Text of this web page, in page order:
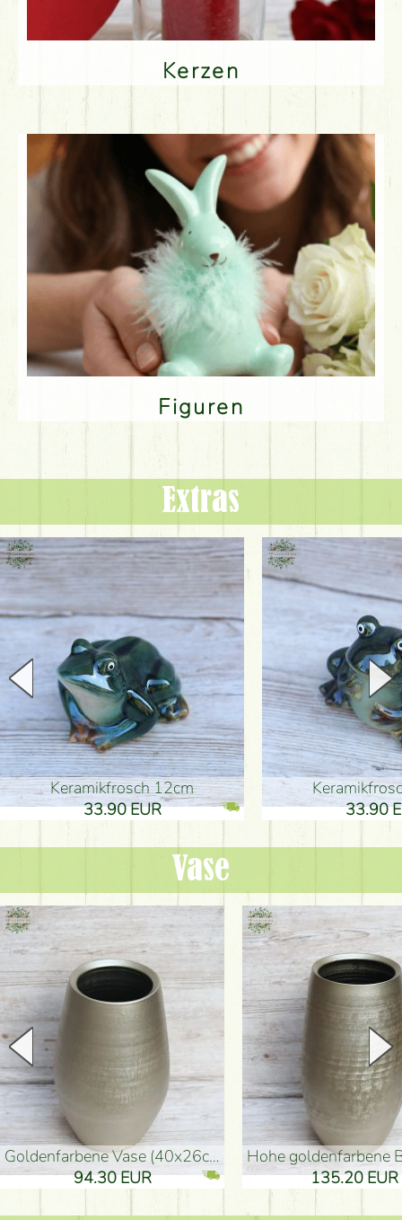
Kerzen
Figuren
Extras
Keramikfrosch 12cm
33.90 EUR
33.90
Vase
goldenfarbene Vase (40x26cm)
94.30 EUR
hohe goldenfarbene
135.20 EUR